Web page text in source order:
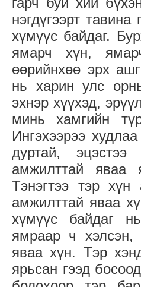
нэгдүгээрт
хүмүүс байдаг.
ямарч хүн,
өөрийнхөө эрх
нь харин улс
эхнэр хүүхэд,
минь хамгийн
Ингэхээрээ
дуртай,
амжилттай
Тэнэгтээ тэр
амжилттай яваа
хүмүүс байдаг
ямраар ч хэлсэн,
яваа хүн. Тэр
ярьсан гээд